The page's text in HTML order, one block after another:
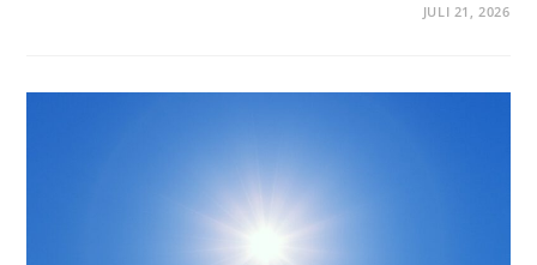
JULI 21, 2026